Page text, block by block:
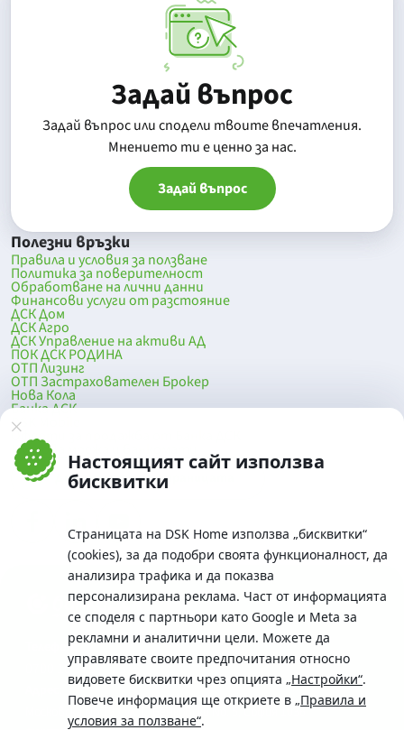
Настоящият сайт използва
бисквитки
Страницата на DSK Home използва „бисквитки“
(cookies), за да подобри своята функционалност, да
анализира трафика и да показва
персонализирана реклама. Част от информацията
се споделя с партньори като Google и Meta за
рекламни и аналитични цели. Можете да
управлявате своите предпочитания относно
видовете бисквитки чрез опцията „Настройки“.
Повече информация ще откриете в „Правила и
условия за ползване“.
Задай въпрос
Задай въпрос или сподели твоите впечатления.
Mнението ти е ценно за нас.
Задай въпрос
Полезни връзки
Правила и условия за ползване
Политика за поверителност
Обработване на лични данни
Финансови услуги от разстояние
ДСК Дом
ДСК Агро
ДСК Управление на активи АД
ПОК ДСК РОДИНА
ОТП Лизинг
ОТП Застрахователен Брокер
Нова Кола
Банка ДСК
DSK Mobile
Оферти за продажба от Банка ДСК
Клонова мрежа и банкомати
До началото на страницата
Телефон:
0700 10 375 / *2375
Московска No.19 / ул. Г. Бенковски No. 5, София 1036